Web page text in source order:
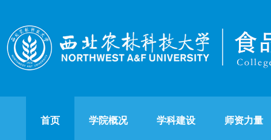
首页 学院概况 学科建设 师资力量